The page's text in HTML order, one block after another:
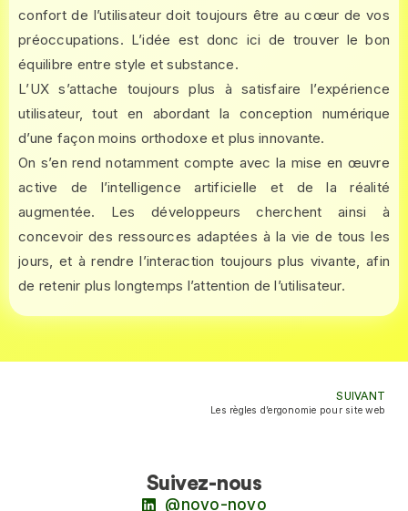
confort de l’utilisateur doit toujours être au cœur de vos
préoccupations. L’idée est donc ici de trouver le bon
équilibre entre style et substance.
L’UX s’attache toujours plus à satisfaire l’expérience
utilisateur, tout en abordant la conception numérique
d’une façon moins orthodoxe et plus innovante.
On s’en rend notamment compte avec la mise en œuvre
active de l’intelligence artificielle et de la réalité
augmentée. Les développeurs cherchent ainsi à
concevoir des ressources adaptées à la vie de tous les
jours, et à rendre l’interaction toujours plus vivante, afin
de retenir plus longtemps l’attention de l’utilisateur.
SUIVANT
Les règles d’ergonomie pour site web
Suivez-nous
@novo-novo